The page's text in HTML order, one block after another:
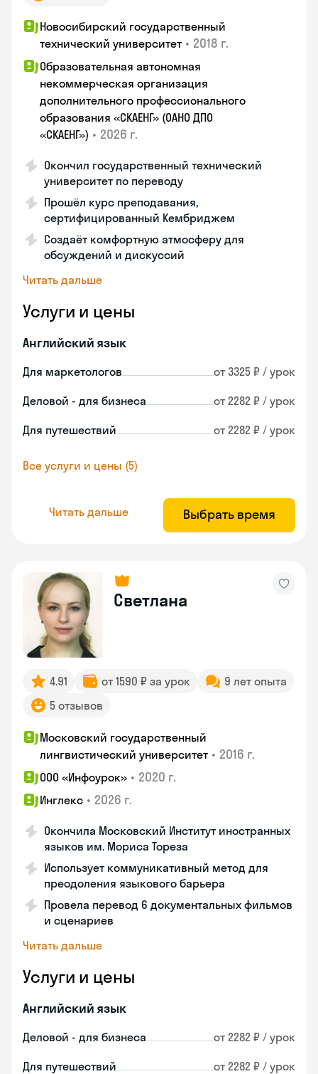
Новосибирский государственный
технический университет • 2018 г.
Образовательная автономная
некоммерческая организация
дополнительного профессионального
образования «СКАЕНГ» (ОАНО ДПО
«СКАЕНГ») • 2026 г.
Окончил государственный технический
университет по переводу
Прошёл курс преподавания,
сертифицированный Кембриджем
Создаёт комфортную атмосферу для
обсуждений и дискуссий
Читать дальше
Услуги и цены
Английский язык
Для маркетологов от 3325 ₽ / урок
Деловой - для бизнеса от 2282 ₽ / урок
Для путешествий от 2282 ₽ / урок
Все услуги и цены (5)
Читать дальше Выбрать время
Светлана
4.91 от 1590 ₽ за урок
9 лет опыта
5 отзывов
Московский государственный
лингвистический университет • 2016 г.
ООО «Инфоурок» • 2020 г.
Инглекс • 2026 г.
Окончила Московский Институт иностранных
языков им. Мориса Тореза
Использует коммуникативный метод для
преодоления языкового барьера
Провела перевод 6 документальных фильмов
и сценариев
Читать дальше
Услуги и цены
Английский язык
Деловой - для бизнеса от 2282 ₽ / урок
Для путешествий от 2282 ₽ / урок